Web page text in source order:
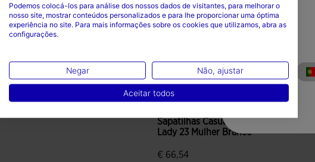
Sapatilhas Casual 500
Lady 23 Mulher Branco
€ 66,54
Podemos colocá-los para análise dos nossos dados de visitantes, para melhorar o
nosso site, mostrar conteúdos personalizados e para lhe proporcionar uma óptima
experiência no site. Para mais informações sobre os cookies que utilizamos, abra as
configurações.
Negar Não, ajustar
Aceitar todos